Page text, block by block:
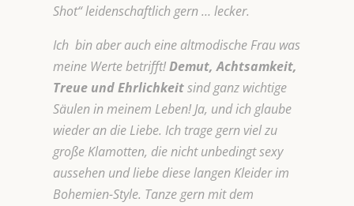
Shot“ leidenschaftlich gern … lecker.
Ich bin aber auch eine altmodische Frau was
meine Werte betrifft!Demut, Achtsamkeit,
Treue und Ehrlichkeitsind ganz wichtige
Säulen in meinem Leben! Ja, und ich glaube
wieder an die Liebe. Ich trage gern viel zu
große Klamotten, die nicht unbedingt sexy
aussehen und liebe diese langen Kleider im
Bohemien-Style. Tanze gern mit dem